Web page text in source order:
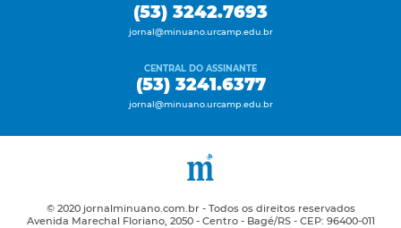
(53) 3242.7693
jornal@minuano.urcamp.edu.br
CENTRAL DO ASSINANTE
(53) 3241.6377
jornal@minuano.urcamp.edu.br
© 2020 jornalminuano.com.br - Todos os direitos reservados
Avenida Marechal Floriano, 2050 - Centro - Bagé/RS - CEP: 96400-011